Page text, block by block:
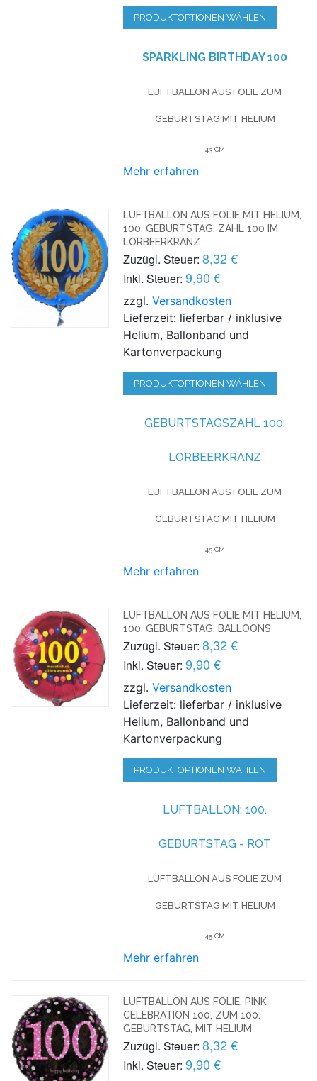
PRODUKTOPTIONEN WÄHLEN
SPARKLING BIRTHDAY 100
LUFTBALLON AUS FOLIE ZUM
GEBURTSTAG MIT HELIUM
43 CM
Mehr erfahren
LUFTBALLON AUS FOLIE MIT HELIUM,
100. GEBURTSTAG, ZAHL 100 IM
LORBEERKRANZ
Zuzügl. Steuer: 8,32 €
Inkl. Steuer: 9,90 €
zzgl.Versandkosten
Lieferzeit: lieferbar / inklusive
Helium, Ballonband und
Kartonverpackung
PRODUKTOPTIONEN WÄHLEN
GEBURTSTAGSZAHL 100,
LORBEERKRANZ
LUFTBALLON AUS FOLIE ZUM
GEBURTSTAG MIT HELIUM
45 CM
Mehr erfahren
LUFTBALLON AUS FOLIE MIT HELIUM,
100. GEBURTSTAG, BALLOONS
Zuzügl. Steuer: 8,32 €
Inkl. Steuer: 9,90 €
zzgl.Versandkosten
Lieferzeit: lieferbar / inklusive
Helium, Ballonband und
Kartonverpackung
PRODUKTOPTIONEN WÄHLEN
LUFTBALLON: 100.
GEBURTSTAG - ROT
LUFTBALLON AUS FOLIE ZUM
GEBURTSTAG MIT HELIUM
45 CM
Mehr erfahren
LUFTBALLON AUS FOLIE, PINK
CELEBRATION 100, ZUM 100.
GEBURTSTAG, MIT HELIUM
Zuzügl. Steuer: 8,32 €
Inkl. Steuer: 9,90 €